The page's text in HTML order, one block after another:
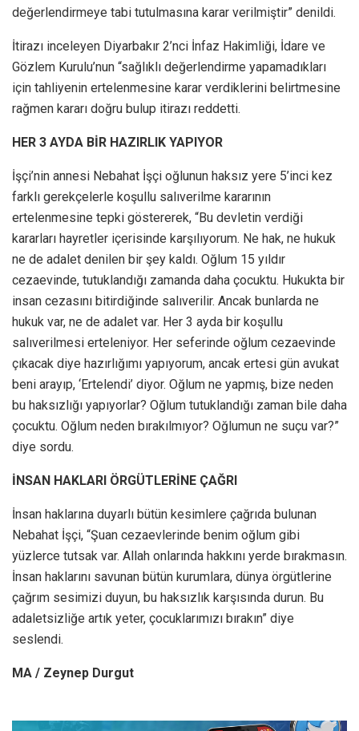
değerlendirmeye tabi tutulmasına karar verilmiştir” denildi.
İtirazı inceleyen Diyarbakır 2’nci İnfaz Hakimliği, İdare ve
Gözlem Kurulu’nun “sağlıklı değerlendirme yapamadıkları
için tahliyenin ertelenmesine karar verdiklerini belirtmesine
rağmen kararı doğru bulup itirazı reddetti.
HER 3 AYDA BİR HAZIRLIK YAPIYOR
İşçi’nin annesi Nebahat İşçi oğlunun haksız yere 5’inci kez
farklı gerekçelerle koşullu salıverilme kararının
ertelenmesine tepki göstererek, “Bu devletin verdiği
kararları hayretler içerisinde karşılıyorum. Ne hak, ne hukuk
ne de adalet denilen bir şey kaldı. Oğlum 15 yıldır
cezaevinde, tutuklandığı zamanda daha çocuktu. Hukukta bir
insan cezasını bitirdiğinde salıverilir. Ancak bunlarda ne
hukuk var, ne de adalet var. Her 3 ayda bir koşullu
salıverilmesi erteleniyor. Her seferinde oğlum cezaevinde
çıkacak diye hazırlığımı yapıyorum, ancak ertesi gün avukat
beni arayıp, ‘Ertelendi’ diyor. Oğlum ne yapmış, bize neden
bu haksızlığı yapıyorlar? Oğlum tutuklandığı zaman bile daha
çocuktu. Oğlum neden bırakılmıyor? Oğlumun ne suçu var?”
diye sordu.
İNSAN HAKLARI ÖRGÜTLERİNE ÇAĞRI
İnsan haklarına duyarlı bütün kesimlere çağrıda bulunan
Nebahat İşçi, “Şuan cezaevlerinde benim oğlum gibi
yüzlerce tutsak var. Allah onlarında hakkını yerde bırakmasın.
İnsan haklarını savunan bütün kurumlara, dünya örgütlerine
çağrım sesimizi duyun, bu haksızlık karşısında durun. Bu
adaletsizliğe artık yeter, çocuklarımızı bırakın” diye
seslendi.
MA / Zeynep Durgut